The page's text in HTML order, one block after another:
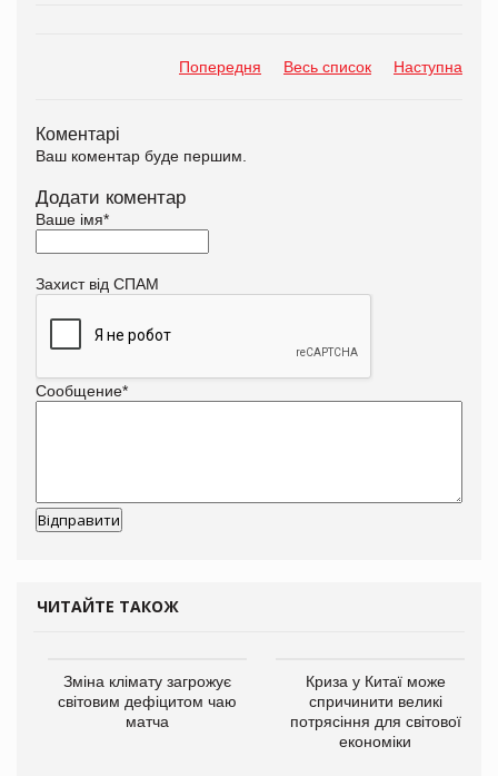
Попередня Весь список Наступна
Коментарі
Ваш коментар буде першим.
Додати коментар
Ваше імя*
Захист від СПАМ
Сообщение*
ЧИТАЙТЕ ТАКОЖ
Зміна клімату загрожує
світовим дефіцитом чаю
матча
Криза у Китаї може
спричинити великі
потрясіння для світової
економіки